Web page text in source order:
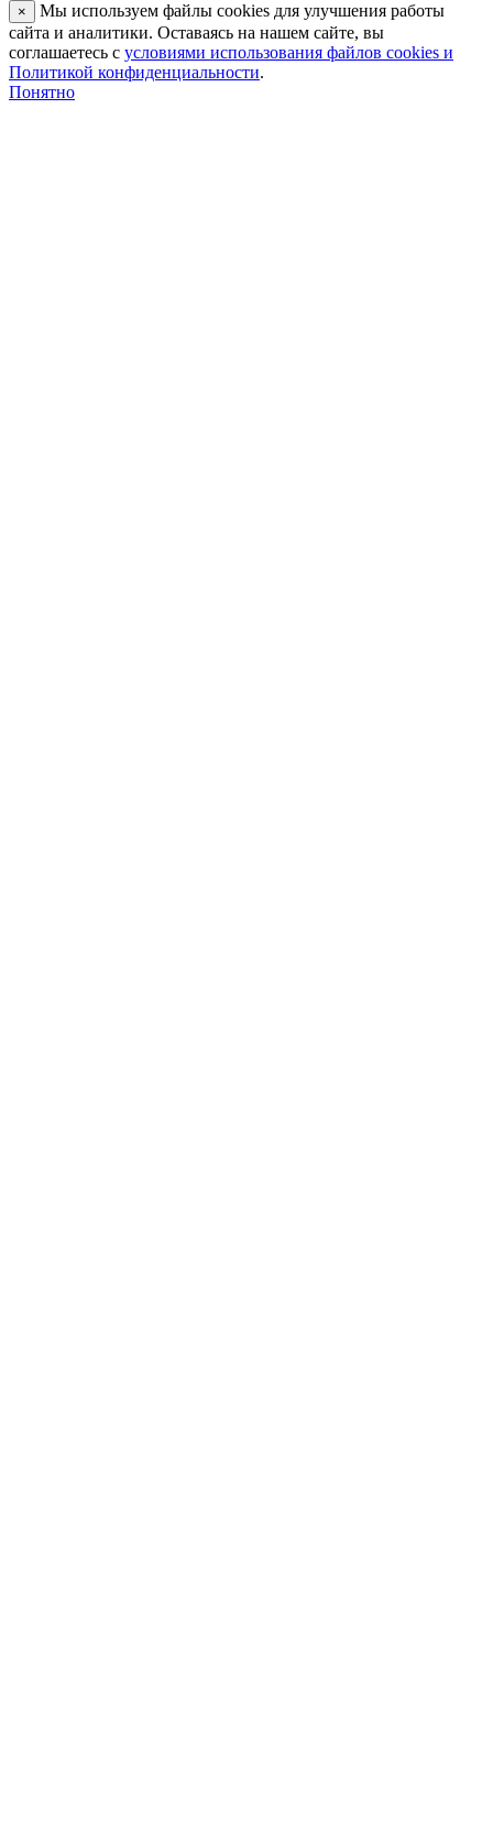
×
Мы используем файлы cookies для улучшения работы
сайта и аналитики. Оставаясь на нашем сайте, вы
соглашаетесь с условиями использования файлов cookies и
Политикой конфиденциальности.
Понятно